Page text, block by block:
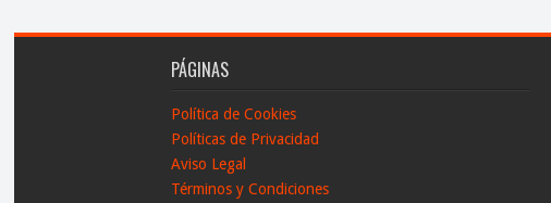
PÁGINAS
Política de Cookies
Políticas de Privacidad
Aviso Legal
Términos y Condiciones